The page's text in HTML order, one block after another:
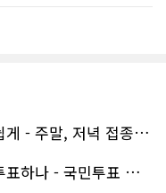
치 가족을 대하듯 작은 부분까지 세심하게 챙겨 주시는 모습에 큰 감동을 받았습니다.
를 고민하는 분이 있다면 자신 있게 추천드리고 싶은 최고의 딜러님입니다.
성과 책임감을 느낄 수 있었습니다.
아이들과 함께 즐겁게 시간을 보낼 수 있는 공간이 되어 더욱 뜻깊습니다.
자신 있게 추천드립니다.
앨버타 홍역 확산에 백신 접종 더 쉽게 - 주말, 저녁 접종 클리닉 열..
앨버타 일광 절약 시간 폐지 다시 투표하나 - 국민투표 기준 낮춰지며 ..